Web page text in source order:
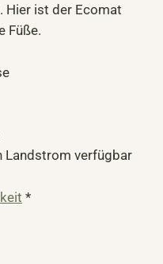
Hier ist der Ecomat
Füße.
Landstrom verfügbar
*